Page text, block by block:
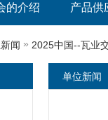
上海oem 贴牌代加工展
的介绍 产品供
闻 » 2025中国--瓦业
单位新闻